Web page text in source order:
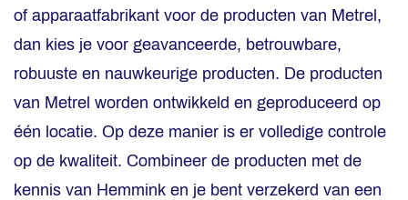
of apparaatfabrikant voor de producten van Metrel,
dan kies je voor geavanceerde, betrouwbare,
robuuste en nauwkeurige producten. De producten
van Metrel worden ontwikkeld en geproduceerd op
één locatie. Op deze manier is er volledige controle
op de kwaliteit. Combineer de producten met de
kennis van Hemmink en je bent verzekerd van een